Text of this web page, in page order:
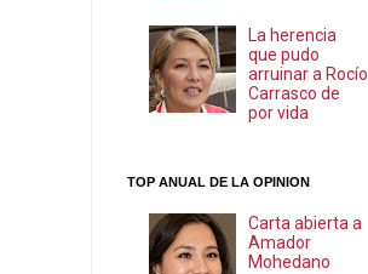
La herencia
que pudo
arruinar a Rocío
Carrasco de
por vida
TOP ANUAL DE LA OPINION
Carta abierta a
Amador
Mohedano